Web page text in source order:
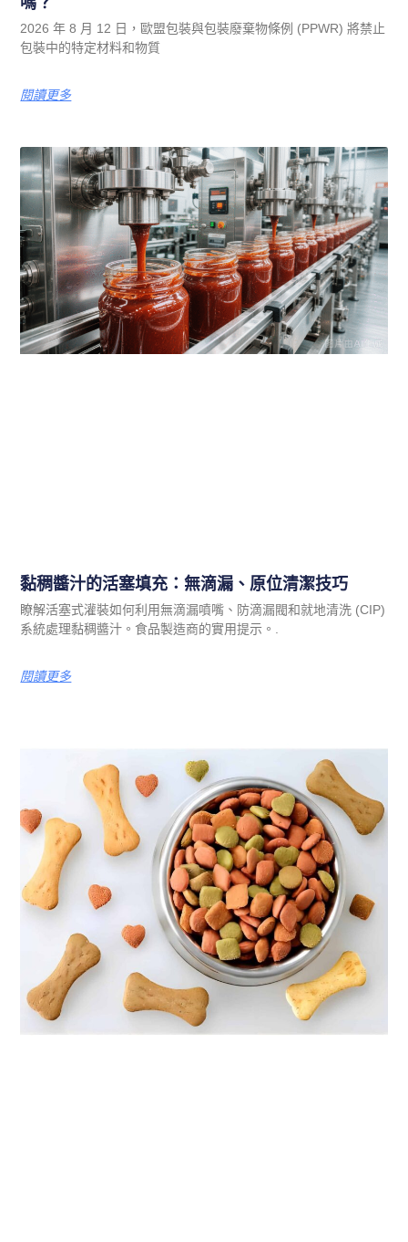
2026 年 8 月 12 日，歐盟包裝與包裝廢棄物條例 (PPWR) 將禁止
包裝中的特定材料和物質
閱讀更多
黏稠醬汁的活塞填充：無滴漏、原位清潔技巧
瞭解活塞式灌裝如何利用無滴漏噴嘴、防滴漏閥和就地清洗 (CIP)
系統處理黏稠醬汁。食品製造商的實用提示。.
閱讀更多